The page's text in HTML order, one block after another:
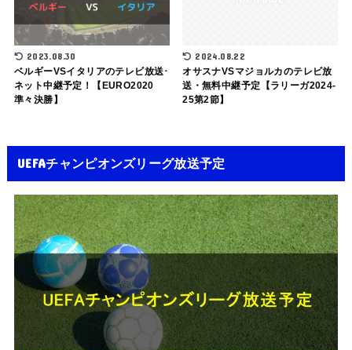
2023.08.30
ベルギーVSイタリアのテレビ放送･
ネット中継予定！【EURO2020
準々決勝】
2024.08.22
オサスナVSマジョルカのテレビ放
送・無料中継予定【ラリーガ2024-
25第2節】
UEFAチャンピオンズリーグ放送予定